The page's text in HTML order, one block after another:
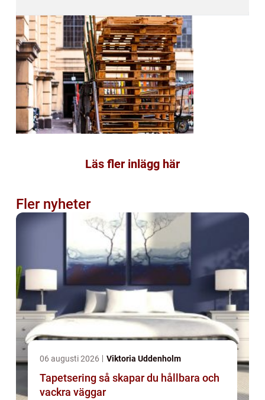
Läs fler inlägg här
Fler nyheter
06 augusti 2026 Viktoria Uddenholm
Tapetsering så skapar du hållbara och
vackra väggar